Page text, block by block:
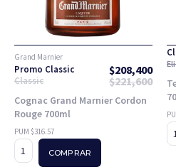
Grand Marnier
Promo Classic $208,400
Classic $221,600
Cognac Grand Marnier Cordon
Rouge 700ml
PUM $316.57
COMPRAR